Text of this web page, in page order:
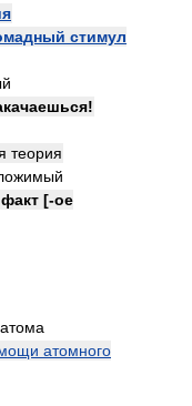
стимул
теория
[-ое
атомного